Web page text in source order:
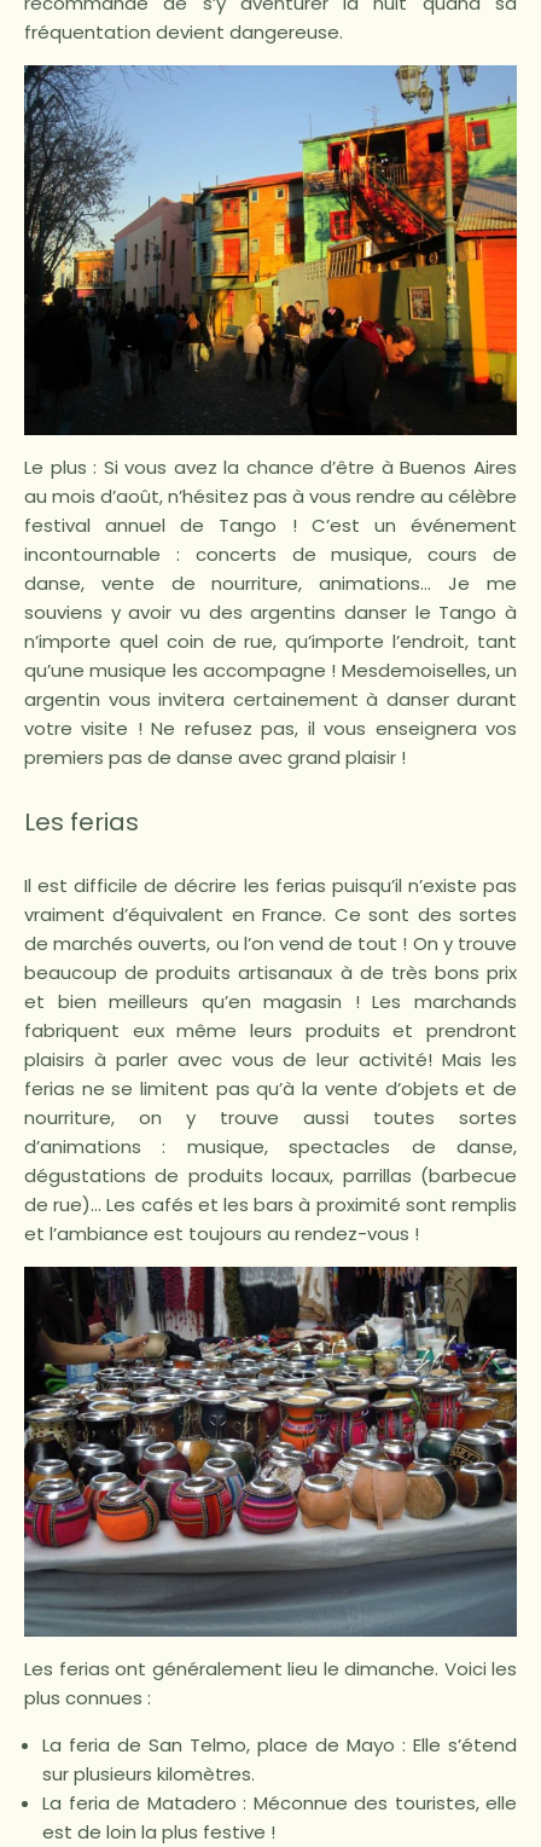
fréquentation devient dangereuse.
Le plus : Si vous avez la chance d’être à Buenos Aires
au mois d’août, n’hésitez pas à vous rendre au célèbre
festival annuel de Tango ! C’est un événement
incontournable : concerts de musique, cours de
danse, vente de nourriture, animations… Je me
souviens y avoir vu des argentins danser le Tango à
n’importe quel coin de rue, qu’importe l’endroit, tant
qu’une musique les accompagne ! Mesdemoiselles, un
argentin vous invitera certainement à danser durant
votre visite ! Ne refusez pas, il vous enseignera vos
premiers pas de danse avec grand plaisir !
Les ferias
Il est difficile de décrire les ferias puisqu’il n’existe pas
vraiment d’équivalent en France. Ce sont des sortes
de marchés ouverts, ou l’on vend de tout ! On y trouve
beaucoup de produits artisanaux à de très bons prix
et bien meilleurs qu’en magasin ! Les marchands
fabriquent eux même leurs produits et prendront
plaisirs à parler avec vous de leur activité! Mais les
ferias ne se limitent pas qu’à la vente d’objets et de
nourriture, on y trouve aussi toutes sortes
d’animations : musique, spectacles de danse,
dégustations de produits locaux, parrillas (barbecue
de rue)… Les cafés et les bars à proximité sont remplis
et l’ambiance est toujours au rendez-vous !
Les ferias ont généralement lieu le dimanche. Voici les
plus connues :
La feria de San Telmo, place de Mayo : Elle s’étend
sur plusieurs kilomètres.
La feria de Matadero : Méconnue des touristes, elle
est de loin la plus festive !